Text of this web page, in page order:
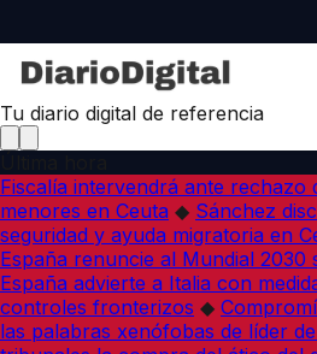
Tu diario digital de referencia
Fiscalía intervendrá ante rechazo
menores en Ceuta ◆ Sánchez
seguridad y ayuda migratoria en
España renuncie al Mundial 2030
España advierte a Italia con
controles fronterizos ◆
las palabras xenófobas de líder